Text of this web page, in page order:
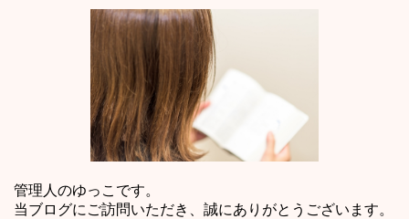
管理人のゆっこです。
当ブログにご訪問いただき、誠にありがとうございます。